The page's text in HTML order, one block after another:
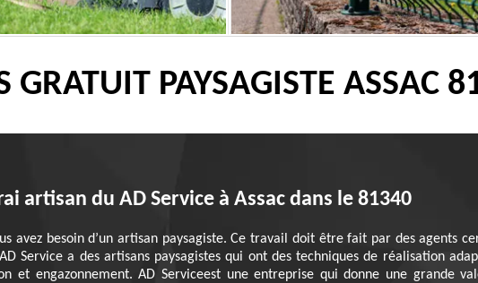
GRATUIT PAYSAGISTE ASSAC
artisan du AD Service à Assac dans le 81340
avez besoin d’un artisan paysagiste. Ce travail doit être fait par des agents
Service a des artisans paysagistes qui ont des techniques de réalisation
et engazonnement. AD Serviceest une entreprise qui donne une grande